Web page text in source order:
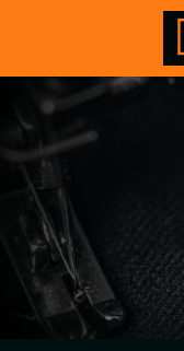
hoofdinhoud